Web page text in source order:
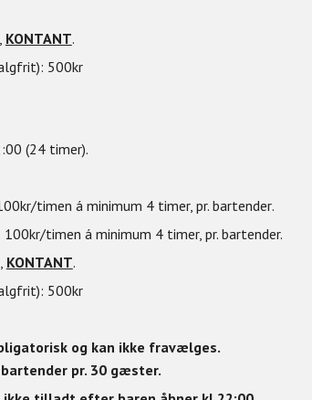
KONTANT.
500kr
(24 timer).
timen á minimum 4 timer, pr. bartender.
100kr/timen á minimum 4 timer, pr. bartender.
, KONTANT.
500kr
og kan ikke fravælges.
pr. 30 gæster.